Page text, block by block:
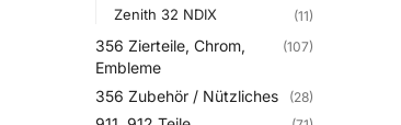
Zenith 32 NDIX (11)
356 Zierteile, Chrom,
Embleme
(107)
356 Zubehör / Nützliches (28)